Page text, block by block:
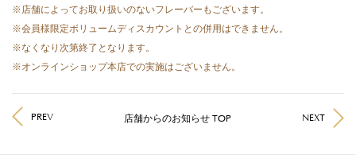
※店舗によってお取り扱いのないフレーバーもございます。
※会員様限定ボリュームディスカウントとの併用はできません。
※なくなり次第終了となります。
※オンラインショップ本店での実施はございません。
PREV 店舗からのお知らせ TOP NEXT